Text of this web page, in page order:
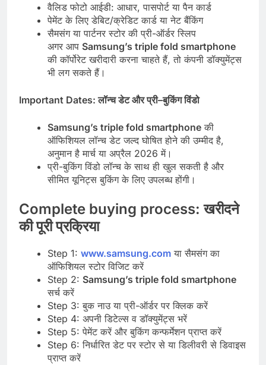
वैलिड फोटो आईडी: आधार, पासपोर्ट या पैन कार्ड
पेमेंट के लिए डेबिट/क्रेडिट कार्ड या नेट बैंकिंग
सैमसंग या पार्टनर स्टोर की प्री-ऑर्डर स्लिप
अगर आप Samsung’s triple fold smartphone
की कॉर्पोरेट खरीदारी करना चाहते हैं, तो कंपनी डॉक्युमेंट्स
भी लग सकते हैं।
Important Dates:लॉन्च डेट और प्री–बुकिंग विंडो
Samsung’s triple fold smartphone की
ऑफिशियल लॉन्च डेट जल्द घोषित होने की उम्मीद है,
अनुमान है मार्च या अप्रैल 2026 में।
प्री-बुकिंग विंडो लॉन्च के साथ ही खुल सकती है और
सीमित यूनिट्स बुकिंग के लिए उपलब्ध होंगी।
Complete buying process: खरीदने
की पूरी प्रक्रिया
Step 1: www.samsung.com या सैमसंग का
ऑफिशियल स्टोर विजिट करें
Step 2: Samsung’s triple fold smartphone
सर्च करें
Step 3: बुक नाउ या प्री-ऑर्डर पर क्लिक करें
Step 4: अपनी डिटेल्स व डॉक्युमेंट्स भरें
Step 5: पेमेंट करें और बुकिंग कन्फर्मेशन प्राप्त करें
Step 6: निर्धारित डेट पर स्टोर से या डिलीवरी से डिवाइस
प्राप्त करें